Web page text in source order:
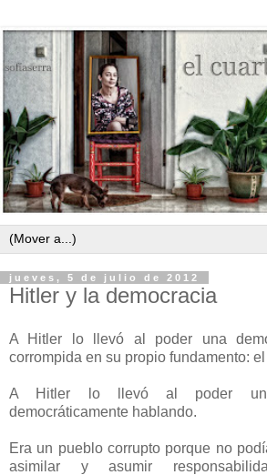
jueves, 5 de julio de 2012
Hitler y la democracia
A Hitler lo llevó al poder una
corrompida en su propio fundamento:
A Hitler lo llevó al poder un
democráticamente hablando.
Era un pueblo corrupto porque no
asimilar y asumir